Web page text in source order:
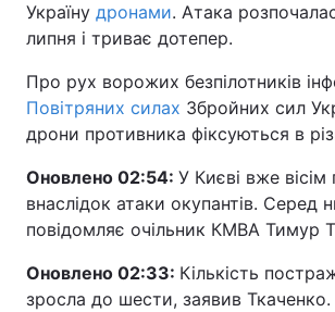
Україну дронами. Атака
липня і триває дотепер.
Про рух ворожих безпілотників
Повітряних силах Збройних сил
дрони противника фіксуються в
Оновлено 02:54: У Києві вже
внаслідок атаки окупантів. Серед
повідомляє очільник КМВА Тимур
Оновлено 02:33: Кількість
зросла до шести, заявив Ткаченко.